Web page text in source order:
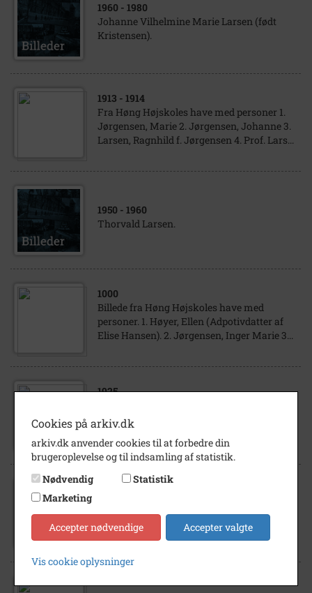
1960 - 1980
Johanne Vilhelmine Marie Larsen (født
Kristensen).
1913 - 1914
Fra Høng Højskoles have med personer 1.
Jørgensen, Marie 2. Jørgensen, Johanne 3.
Larsen, Ragnhild f. Jørgensen 4. Prof. Lars...
1950 - 1960
Thorvald Larsen.
1000
Billede fra Høng Højskoles have med
personer. 1. Høyer, Ellen (Adpotivdatter af
Elise Hansen). 2. Jørgensen, Inger Marie 3...
1925
Jørgen Bent 2. Larsen, Johanne Marie f.
1919 d. 1938, datter af Ragnhild 3...
1. Johanne Jørgensen 2. Mary Jensen
3.Olga Nielsen 4. Anna Olsen 5. Mary...
Cookies på arkiv.dk
arkiv.dk anvender cookies til at forbedre din
brugeroplevelse og til indsamling af statistik.
Nødvendig
Statistik
Marketing
Accepter nødvendige Accepter valgte
Vis cookie oplysninger